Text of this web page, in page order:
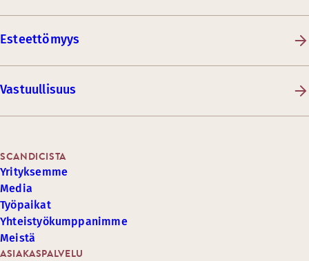
Esteettömyys
Vastuullisuus
ASIAKASPALVELU
SCANDICISTA
Yrityksemme
Media
Työpaikat
Yhteistyökumppanimme
Meistä